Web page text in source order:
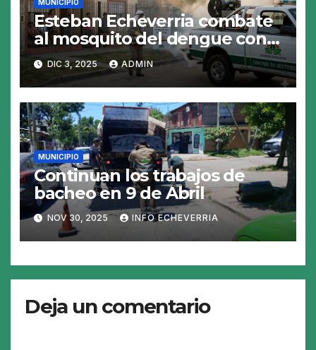
MUNICIPIO
Esteban Echeverria combate
al mosquito del dengue con
fumigacion
DIC 3, 2025 ADMIN
MUNICIPIO
Continuan los trabajos de
bacheo en 9 de Abril
NOV 30, 2025 INFO ECHEVERRIA
Deja un comentario